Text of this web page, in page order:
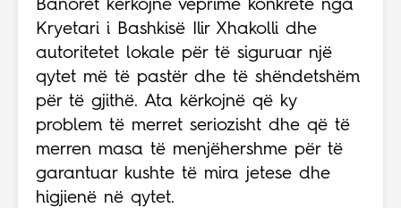
Banorët kërkojnë veprime konkrete nga
Kryetari i Bashkisë Ilir Xhakolli dhe
autoritetet lokale për të siguruar një
qytet më të pastër dhe të shëndetshëm
për të gjithë. Ata kërkojnë që ky
problem të merret seriozisht dhe që të
merren masa të menjëhershme për të
garantuar kushte të mira jetese dhe
higjienë në qytet.